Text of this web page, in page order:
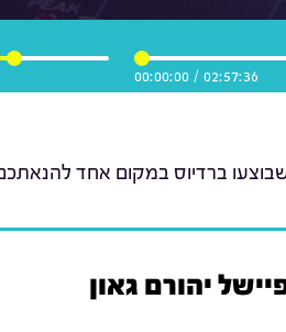
02:57:36
/
00:00:00
ברדיוס במקום אחד
יהורם גאון